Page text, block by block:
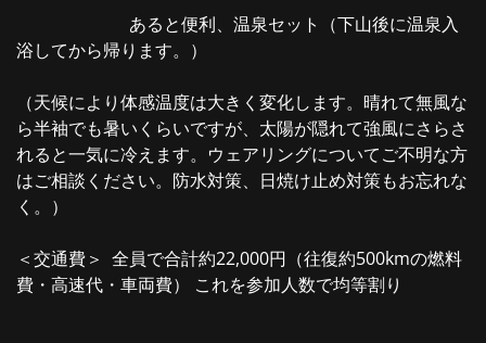
あると便利、温泉セット（下山後に温泉入
浴してから帰ります。）
（天候により体感温度は大きく変化します。晴れて無風な
ら半袖でも暑いくらいですが、太陽が隠れて強風にさらさ
れると一気に冷えます。ウェアリングについてご不明な方
はご相談ください。防水対策、日焼け止め対策もお忘れな
く。）
＜交通費＞ 全員で合計約22,000円（往復約500kmの燃料
費・高速代・車両費） これを参加人数で均等割り